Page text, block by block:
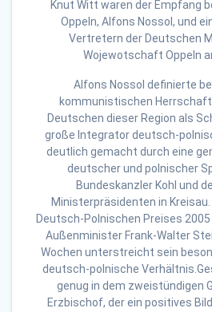
Knut Witt waren der Empfang
Oppeln, Alfons Nossol, und
Vertretern der Deutschen
Wojewotschaft Oppeln
Alfons Nossol definierte
kommunistischen Herrschaft
Deutschen dieser Region als
große Integrator deutsch-
deutlich gemacht durch eine
deutscher und polnischer
Bundeskanzler Kohl und
Ministerpräsidenten in
Deutsch-Polnischen Preises
Außenminister Frank-Walter
Wochen unterstreicht sein
deutsch-polnische
genug in dem zweistündigen
Erzbischof, der ein positives